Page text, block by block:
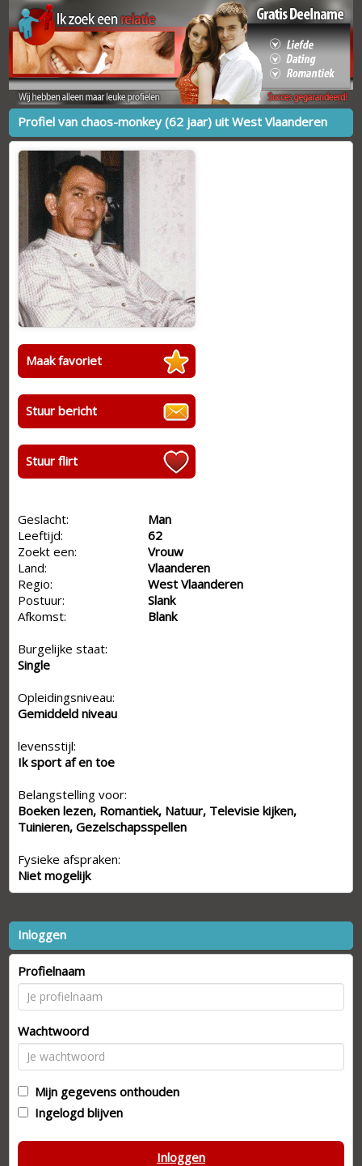
Profiel van chaos-monkey (62 jaar) uit West Vlaanderen
Maak favoriet
Stuur bericht
Stuur flirt
Geslacht:
Man
Leeftijd:
62
Zoekt een:
Vrouw
Land:
Vlaanderen
Regio:
West Vlaanderen
Postuur:
Slank
Afkomst:
Blank
Burgelijke staat:
Single
Opleidingsniveau:
Gemiddeld niveau
levensstijl:
Ik sport af en toe
Belangstelling voor:
Boeken lezen, Romantiek, Natuur, Televisie kijken,
Tuinieren, Gezelschapsspellen
Fysieke afspraken:
Niet mogelijk
Inloggen
Profielnaam
Wachtwoord
Mijn gegevens onthouden
Ingelogd blijven
Inloggen